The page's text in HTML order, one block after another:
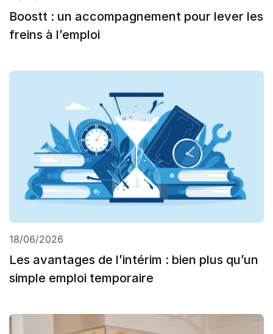
Boostt : un accompagnement pour lever les
freins à l’emploi
18/06/2026
Les avantages de l’intérim : bien plus qu’un
simple emploi temporaire